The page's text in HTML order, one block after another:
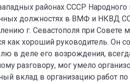
районах СССР Народного
должностях в ВМФ и НКВД
г. Севастополя при Совете
как хороший руководитель. Он
в деле его возрождения,
разговору, мог умело
вклад в организацию работ